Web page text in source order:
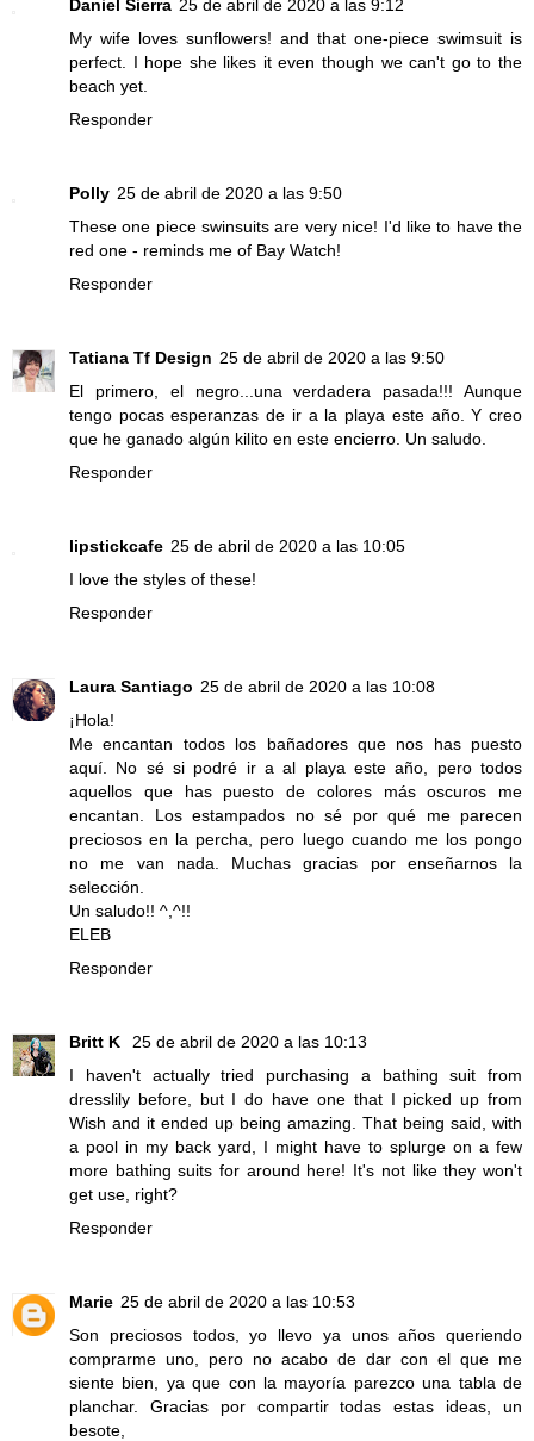
Daniel Sierra 25 de abril de 2020 a las 9:12
My wife loves sunflowers! and that one-piece swimsuit is
perfect. I hope she likes it even though we can't go to the
beach yet.
Responder
Polly 25 de abril de 2020 a las 9:50
These one piece swinsuits are very nice! I'd like to have the
red one - reminds me of Bay Watch!
Responder
Tatiana Tf Design 25 de abril de 2020 a las 9:50
El primero, el negro...una verdadera pasada!!! Aunque
tengo pocas esperanzas de ir a la playa este año. Y creo
que he ganado algún kilito en este encierro. Un saludo.
Responder
lipstickcafe 25 de abril de 2020 a las 10:05
I love the styles of these!
Responder
Laura Santiago 25 de abril de 2020 a las 10:08
¡Hola!
Me encantan todos los bañadores que nos has puesto
aquí. No sé si podré ir a al playa este año, pero todos
aquellos que has puesto de colores más oscuros me
encantan. Los estampados no sé por qué me parecen
preciosos en la percha, pero luego cuando me los pongo
no me van nada. Muchas gracias por enseñarnos la
selección.
Un saludo!! ^,^!!
ELEB
Responder
Britt K
25 de abril de 2020 a las 10:13
I haven't actually tried purchasing a bathing suit from
dresslily before, but I do have one that I picked up from
Wish and it ended up being amazing. That being said, with
a pool in my back yard, I might have to splurge on a few
more bathing suits for around here! It's not like they won't
get use, right?
Responder
Marie 25 de abril de 2020 a las 10:53
Son preciosos todos, yo llevo ya unos años queriendo
comprarme uno, pero no acabo de dar con el que me
siente bien, ya que con la mayoría parezco una tabla de
planchar. Gracias por compartir todas estas ideas, un
besote,